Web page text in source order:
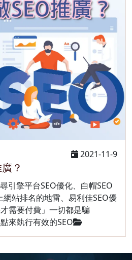
2021-11-9
？
引擎平台SEO優化、白帽SEO
網站排名的地雷、易利佳SEO優
需要付費」一切都是騙
來埶行有效的SEO